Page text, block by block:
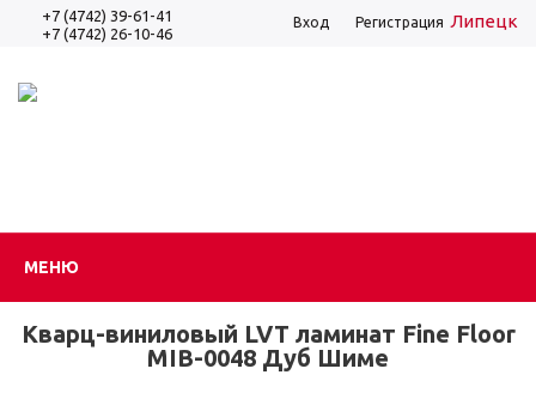
+7 (4742) 39-61-41
+7 (4742) 26-10-46
Липецк
Вход Регистрация
МЕНЮ
Кварц-виниловый LVT ламинат Fine Floor
MIB-0048 Дуб Шиме